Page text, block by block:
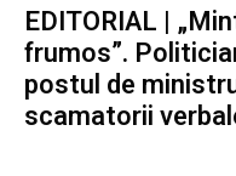
EDITORIAL |
frumos”.
postul de
scamatorii